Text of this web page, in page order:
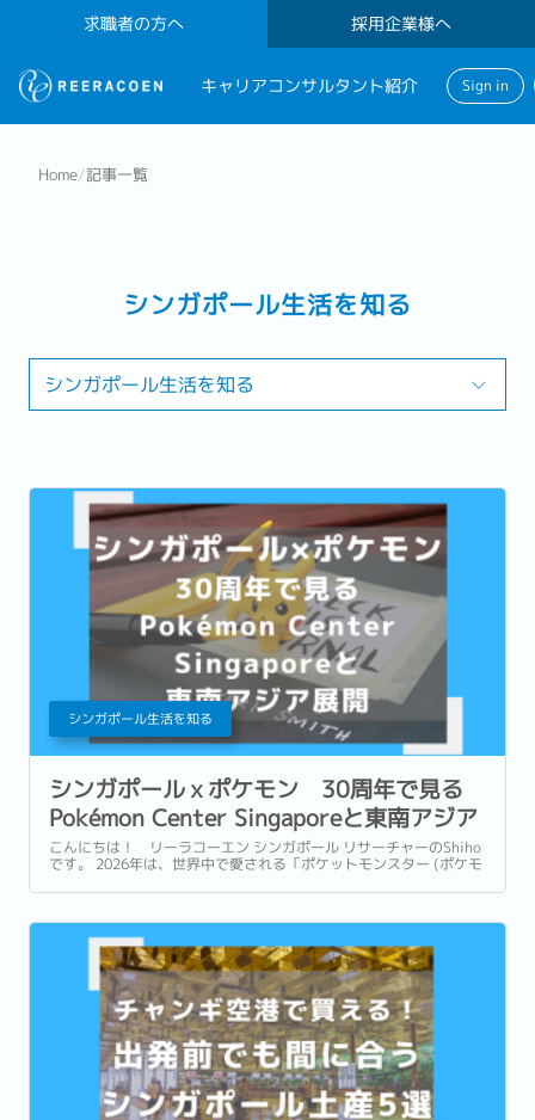
求職者の方へ 採用企業様へ
キャリアコンサルタント紹介 Sign in
Home/記事一覧
シンガポール生活を知る
シンガポール生活を知る
シンガポール生活を知る
シンガポールｘポケモン 30周年で見る
Pokémon Center Singaporeと東南アジア
展開
こんにちは！ リーラコーエン シンガポール リサーチャーのShiho
です。 2026年は、世界中で愛される「ポケットモンスター (ポケモ
ードゲームなど、幅広い世代に親しまれ、日本を代表するコンテン